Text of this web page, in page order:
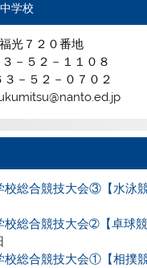
学校
光７２０番地
５２－１１０８
－５２－０７０２
校総合競技大会③【水泳競
校総合競技大会➁【卓球競
校総合競技大会①【相撲競